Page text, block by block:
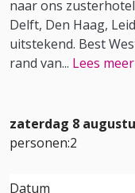
naar ons
Delft, Den Haag,
uitstekend. Best
rand van... Lees meer
zaterdag 8
personen:2
Datum